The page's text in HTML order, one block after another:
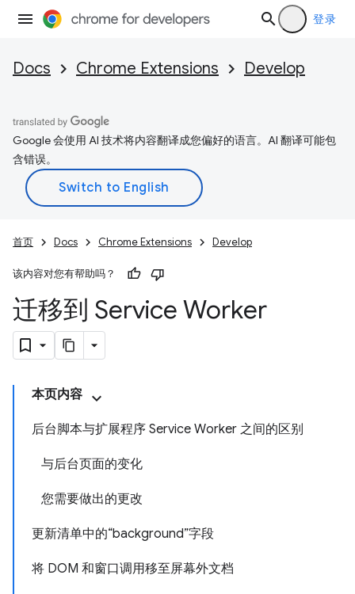
登录
Docs Chrome Extensions Develop
Google 会使用 AI 技术将内容翻译成您偏好的语言。AI 翻译可能包
含错误。
首页 Docs Chrome Extensions Develop
该内容对您有帮助吗？
迁移到 Service Worker
本页内容
后台脚本与扩展程序 Service Worker 之间的区别
与后台页面的变化
您需要做出的更改
更新清单中的“background”字段
将 DOM 和窗口调用移至屏幕外文档